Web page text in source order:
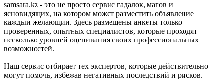
samsara.kz - это не просто сервис гадалок, магов и
ясновидящих, на котором может разместить объявление
каждый желающий. Здесь размещены анкеты только
проверенных, опытных специалистов, которые проходят
несколько уровней оценивания своих профессиональных
возможностей.
Наш сервис отбирает тех экспертов, которые действительно
могут помочь, избежав негативных последствий и рисков.